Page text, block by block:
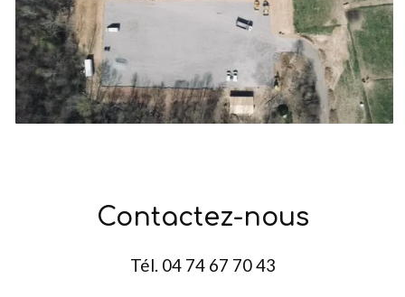
Contactez-nous
Tél. 04 74 67 70 43